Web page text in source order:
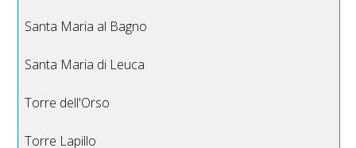
Santa Maria al Bagno
Santa Maria di Leuca
Torre dell'Orso
Torre Lapillo